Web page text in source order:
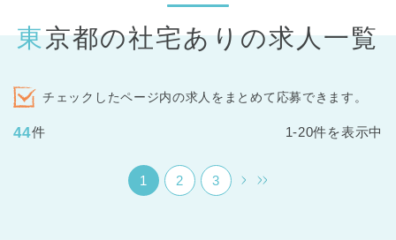
東京都の社宅ありの求人一覧
チェックしたページ内の求人をまとめて応募できます。
44件 1-20件を表示中
1 2 3